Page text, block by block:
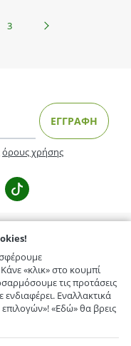
3 Επόμενο
ΕΓΓΡΑΦΗ
όρους χρήσης
«κλικ» στο κουμπί
τις προτάσεις
Εναλλακτικά
«Εδώ» θα βρεις